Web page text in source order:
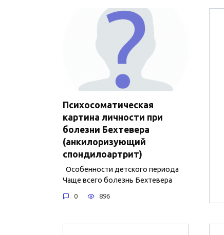
Психосоматическая
картина личности при
болезни Бехтевера
(анкилоризующий
спондилоартрит)
Особенности детского периода
Чаще всего болезнь Бехтевера
0 896